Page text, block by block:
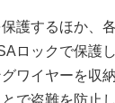
護するほか、
ロックで保護
ワイヤーを収
で盗難を防止し